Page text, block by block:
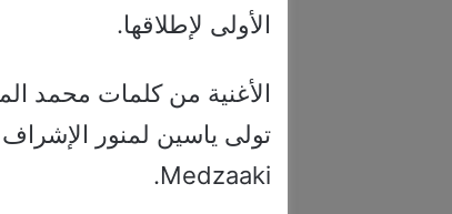
الأولى لإطلاقها.
الأغنية من كلمات محمد
تولى ياسين لمنور الإشراف
Medzaaki.